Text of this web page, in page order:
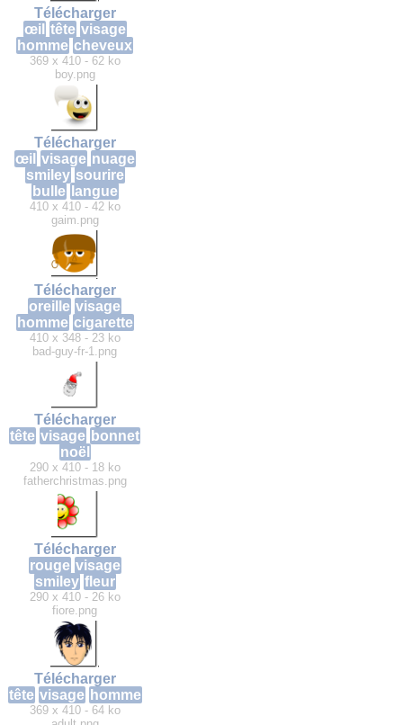
Télécharger
œil tête visage
homme cheveux
369 x 410 - 62 ko
boy.png
Télécharger
œil visage nuage
smiley sourire
bulle
langue
410 x 410 - 42 ko
gaim.png
Télécharger
oreille visage
homme cigarette
410 x 348 - 23 ko
bad-guy-fr-1.png
Télécharger
tête visage bonnet
noël
290 x 410 - 18 ko
fatherchristmas.png
Télécharger
rouge visage
smiley fleur
290 x 410 - 26 ko
fiore.png
Télécharger
tête visage homme
369 x 410 - 64 ko